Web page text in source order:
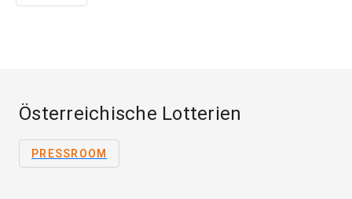
Österreichische Lotterien
PRESSROOM